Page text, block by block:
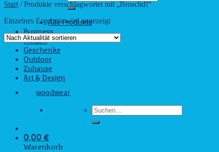
nach:
Alle Produkte
Business
Freizeit
Geschenke
Outdoor
Zuhause
Art & Design
woodwear
Suchen
nach:
0,00 €
Warenkorb
Start /Produkte verschlagwortet mit „Broschd!“
Einzelnes Ergebnis wird angezeigt